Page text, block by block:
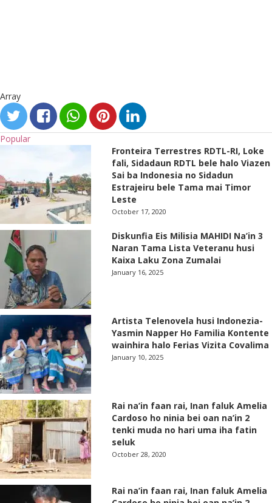
Array
Popular
Fronteira Terrestres RDTL-RI, Loke
fali, Sidadaun RDTL bele halo Viazen
Sai ba Indonesia no Sidadun
Estrajeiru bele Tama mai Timor
Leste
October 17, 2020
Diskunfia Eis Milisia MAHIDI Na’in 3
Naran Tama Lista Veteranu husi
Kaixa Laku Zona Zumalai
January 16, 2025
Artista Telenovela husi Indonezia-
Yasmin Napper Ho Familia Kontente
wainhira halo Ferias Vizita Covalima
January 10, 2025
Rai na’in faan rai, Inan faluk Amelia
Cardoso ho ninia bei oan na’in 2
tenki muda no hari uma iha fatin
seluk
October 28, 2020
Rai na’in faan rai, Inan faluk Amelia